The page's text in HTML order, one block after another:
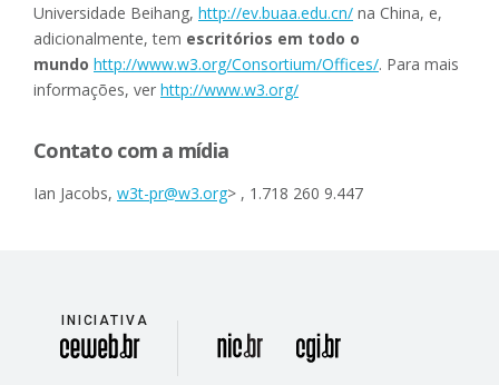
Universidade Beihang, http://ev.buaa.edu.cn/ na China, e,
adicionalmente, tem escritórios em todo o
mundo http://www.w3.org/Consortium/Offices/. Para mais
informações, ver http://www.w3.org/
Contato com a mídia
Ian Jacobs, w3t-pr@w3.org> , 1.718 260 9.447
INICIATIVA